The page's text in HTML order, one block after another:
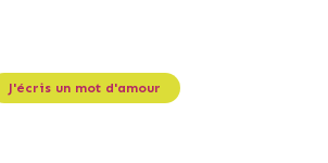
J'écris un mot d'amour ​​